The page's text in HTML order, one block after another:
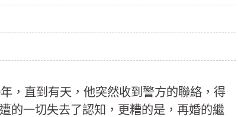
，直到有天，他突然收到警方的聯絡，得
的一切失去了認知，更糟的是，再婚的繼